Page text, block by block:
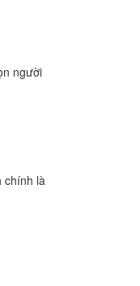
người
chính là